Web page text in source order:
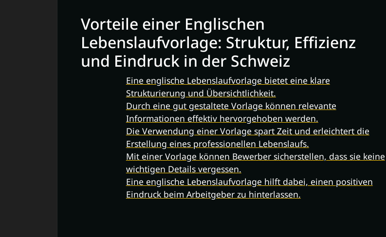
Vorteile einer Englischen
Lebenslaufvorlage: Struktur, Effizienz
und Eindruck in der Schweiz
Eine englische Lebenslaufvorlage bietet eine klare
Strukturierung und Übersichtlichkeit.
Durch eine gut gestaltete Vorlage können relevante
Informationen effektiv hervorgehoben werden.
Die Verwendung einer Vorlage spart Zeit und erleichtert die
Erstellung eines professionellen Lebenslaufs.
Mit einer Vorlage können Bewerber sicherstellen, dass sie keine
wichtigen Details vergessen.
Eine englische Lebenslaufvorlage hilft dabei, einen positiven
Eindruck beim Arbeitgeber zu hinterlassen.